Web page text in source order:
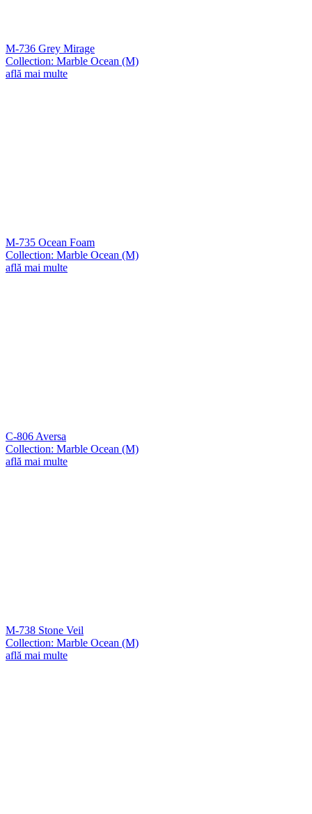
M-736 Grey Mirage
Collection: Marble Ocean (M)
află mai multe
M-735 Ocean Foam
Collection: Marble Ocean (M)
află mai multe
C-806 Aversa
Collection: Marble Ocean (M)
află mai multe
M-738 Stone Veil
Collection: Marble Ocean (M)
află mai multe